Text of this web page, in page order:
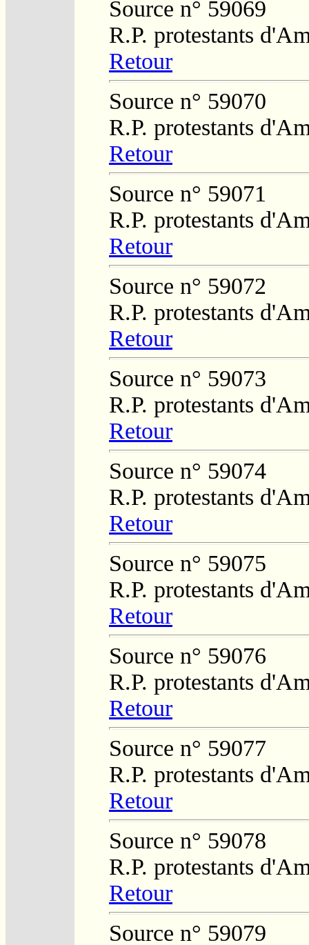
Source n° 59069
R.P. protestants
Retour
Source n° 59070
R.P. protestants
Retour
Source n° 59071
R.P. protestants
Retour
Source n° 59072
R.P. protestants
Retour
Source n° 59073
R.P. protestants
Retour
Source n° 59074
R.P. protestants
Retour
Source n° 59075
R.P. protestants
Retour
Source n° 59076
R.P. protestants
Retour
Source n° 59077
R.P. protestants
Retour
Source n° 59078
R.P. protestants
Retour
Source n° 59079